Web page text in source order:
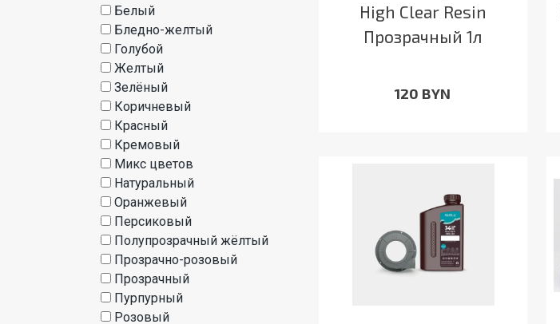
Белый
Бледно-желтый
Голубой
Желтый
Зелёный
Коричневый
Красный
Кремовый
Микс цветов
Натуральный
Оранжевый
Персиковый
Полупрозрачный жёлтый
Прозрачно-розовый
Прозрачный
Пурпурный
Розовый
High Clear Resin
Прозрачный 1л
120 BYN